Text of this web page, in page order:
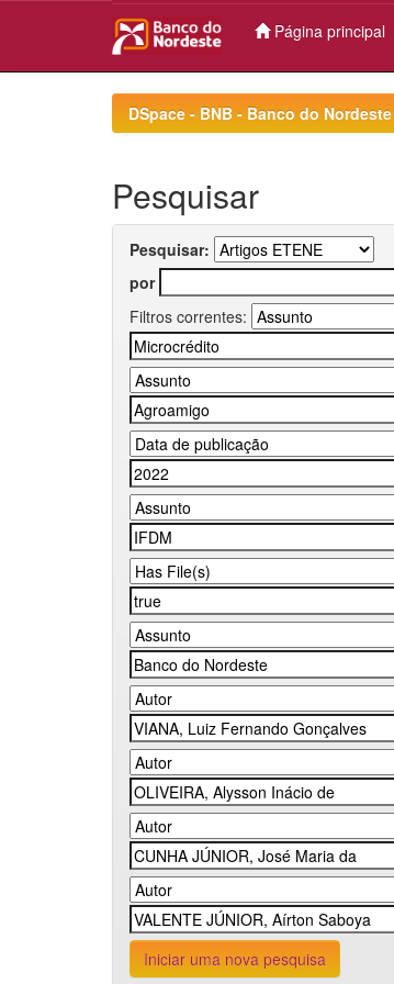
Página principal
DSpace - BNB - Banco do
Pesquisar
Pesquisar:
por
Filtros correntes:
Iniciar uma nova pesquisa